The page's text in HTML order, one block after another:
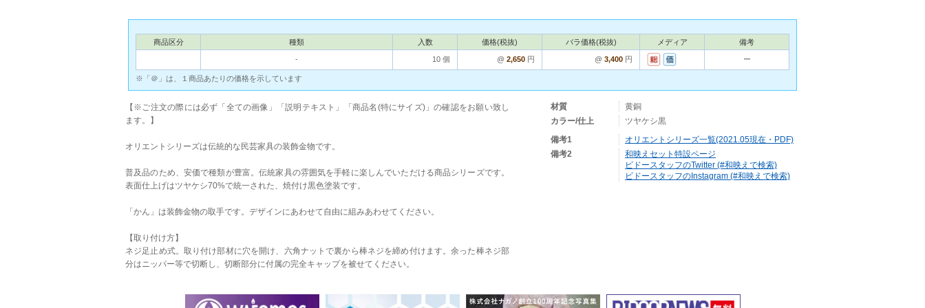
商品区分 種類 入数 価格(税抜) バラ価格(税抜) メディア 備考
- 10 個 @ 2,650 円 @ 3,400 円 ー
※「＠」は、１商品あたりの価格を示しています
【※ご注文の際には必ず「全ての画像」「説明テキスト」「商品名(特にサイズ)」の確認をお願い致し
ます。】
オリエントシリーズは伝統的な民芸家具の装飾金物です。
普及品のため、安価で種類が豊富。伝統家具の雰囲気を手軽に楽しんでいただける商品シリーズです。
表面仕上げはツヤケシ70%で統一された、焼付け黒色塗装です。
「かん」は装飾金物の取手です。デザインにあわせて自由に組みあわせてください。
【取り付け方】
ネジ足止め式。取り付け部材に穴を開け、六角ナットで裏から棒ネジを締め付けます。余った棒ネジ部
分はニッパー等で切断し、切断部分に付属の完全キャップを被せてください。
材質
黄銅
カラー/仕上
ツヤケシ黒
備考1
オリエントシリーズ一覧(2021.05現在・PDF)
備考2
和映えセット特設ページ
ビドースタッフのTwitter (#和映えで検索)
ビドースタッフのInstagram (#和映えで検索)